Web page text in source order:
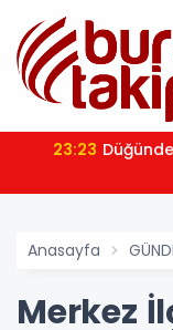
23:23
Anasayfa
Merkez